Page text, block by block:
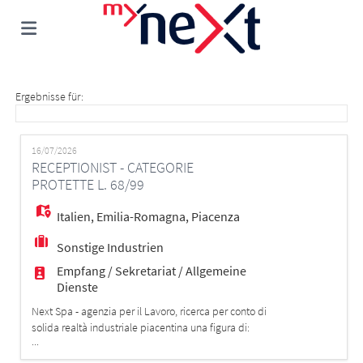
Stellen
Lebenslauf
hochladen
Anmelden
Sprache
Ergebnisse für:
16/07/2026
RECEPTIONIST - CATEGORIE
PROTETTE L. 68/99
Italien, Emilia-Romagna, Piacenza
Sonstige Industrien
Empfang / Sekretariat / Allgemeine
Dienste
Next Spa - agenzia per il Lavoro, ricerca per conto di
solida realtà industriale piacentina una figura di:
RECEPTIONIST - CATEGORIE PROTETTE L. 68/99 La
figura selezionata sarà inserita all'interno dell'organico
...